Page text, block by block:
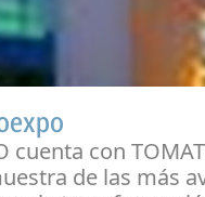
cuenta con
de las más